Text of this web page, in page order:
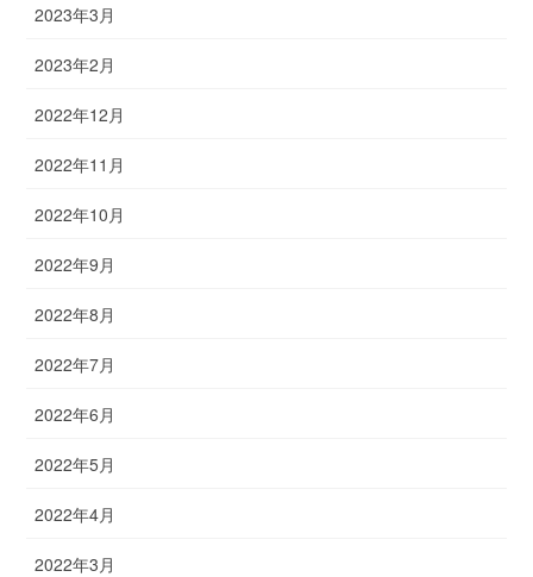
2023年3月
2023年2月
2022年12月
2022年11月
2022年10月
2022年9月
2022年8月
2022年7月
2022年6月
2022年5月
2022年4月
2022年3月